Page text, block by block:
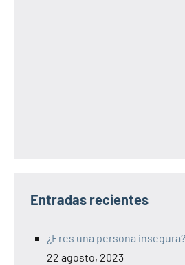
Entradas recientes
¿Eres una persona
22 agosto, 2023